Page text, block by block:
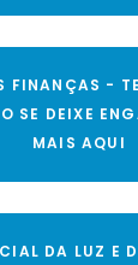
FINANÇAS -
SE DEIXE
MAIS AQUI
DA LUZ E